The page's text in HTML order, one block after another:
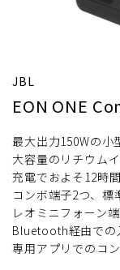
JBL
EON ONE
最大出力150Wの小
大容量のリチウム
充電でおよそ12時間
コンボ端子2つ、標
レオミニフォーン
Bluetooth経由での
専用アプリでのコ